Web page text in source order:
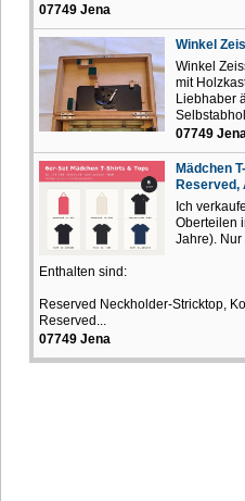
07749 Jena
Winkel
Winkel
mit
Liebhaber
07749 Jena
Mädchen
Reserved,
Ich
Oberteilen
Jahre). Nur
Enthalten sind:
Reserved Neckholder-Stricktop,
Reserved...
07749 Jena